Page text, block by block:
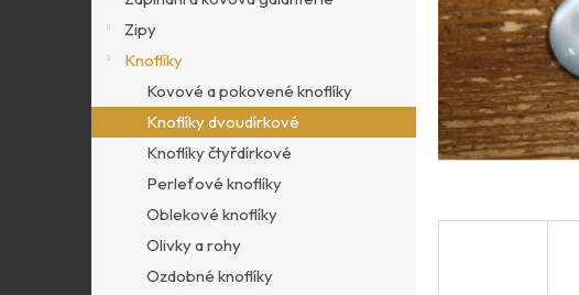
Zipy
Knoflíky
Kovové a pokovené knoflíky
Knoflíky dvoudírkové
Knoflíky čtyřdírkové
Perleťové knoflíky
Oblekové knoflíky
Olivky a rohy
Ozdobné knoflíky